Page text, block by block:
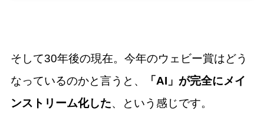
そして30年後の現在。今年のウェビー賞はどう
なっているのかと言うと、
「AI」が完全にメイ
ンストリーム化した、という感じです。